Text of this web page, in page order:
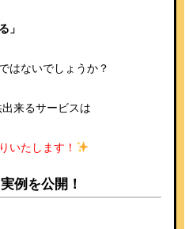
」
はないでしょうか？
来るサービスは
いたします！
例を公開！